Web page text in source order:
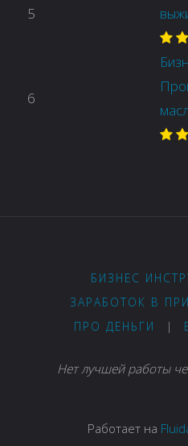
5
6
БИЗНЕС
ЗАРАБОТОК В
ПРО ДЕНЬГИ
|
Нет лучшей работы
Работает на